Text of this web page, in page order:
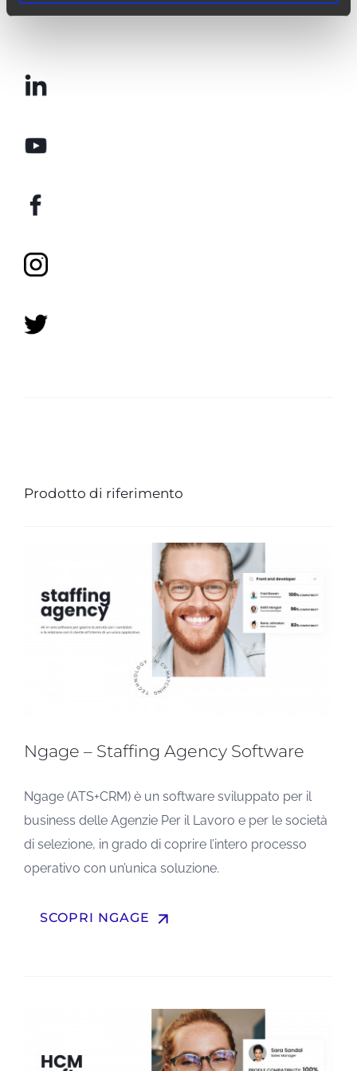
Prodotto di riferimento
Ngage – Staffing Agency Software
Ngage (ATS+CRM) è un software sviluppato per il
business delle Agenzie Per il Lavoro e per le società
di selezione, in grado di coprire l’intero processo
operativo con un’unica soluzione.
SCOPRI NGAGE arrow_upward